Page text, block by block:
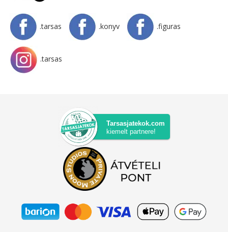
.tarsas .konyv .figuras
.tarsas
Tarsasjatekok.com
kiemelt partnere!